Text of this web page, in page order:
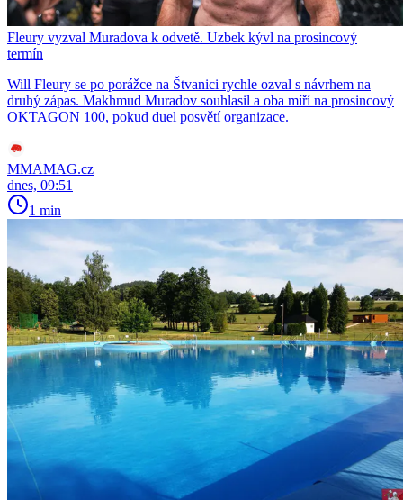
Fleury vyzval Muradova k odvetě. Uzbek kývl na prosincový
termín
Will Fleury se po porážce na Štvanici rychle ozval s návrhem na
druhý zápas. Makhmud Muradov souhlasil a oba míří na prosincový
OKTAGON 100, pokud duel posvětí organizace.
MMAMAG.cz
dnes, 09:51
1 min